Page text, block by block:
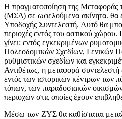
Η πραγματοποίηση της Μεταφοράς
(ΜΣΔ) σε ωφελούμενα ακίνητα. θα
Υποδοχής Συντελεστή. Αυτό θα
περιοχές εντός του αστικού χώρου.
γίνει: εντός εγκεκριμένων
Πολεοδομικών Σχεδίων, Γενικών
ρυθμιστικών σχεδίων και
Αντιθέτως, η μεταφορά συντελεστή
εντός των ιστορικών κέντρων των
τόπων, των παραδοσιακών
περιοχών στις οποίες έχουν
Μέσω των ΖΥΣ θα καθίσταται